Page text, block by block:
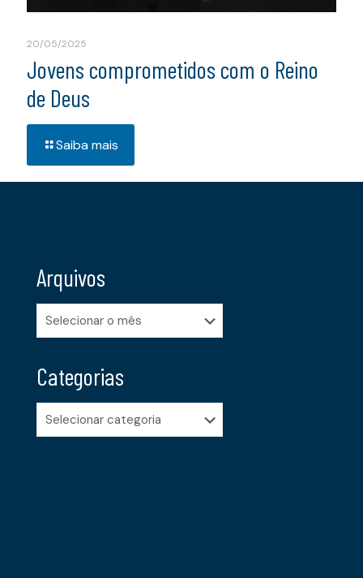
20/05/2025
Jovens comprometidos com o Reino
de Deus
Saiba mais
Arquivos
Arquivos
Categorias
Categorias